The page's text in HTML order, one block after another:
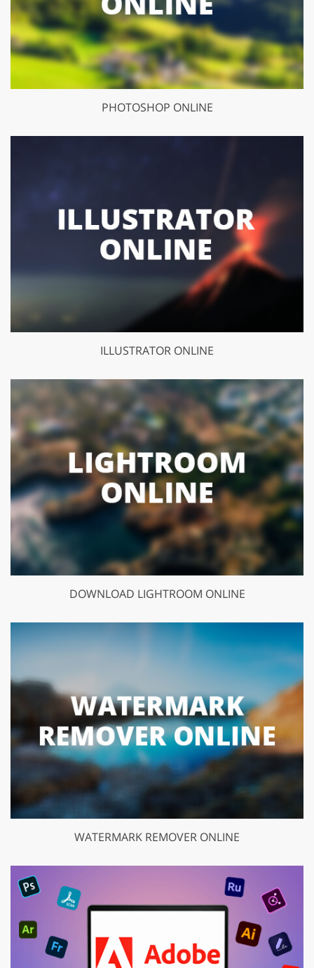
PHOTOSHOP ONLINE
ILLUSTRATOR ONLINE
DOWNLOAD LIGHTROOM ONLINE
WATERMARK REMOVER ONLINE